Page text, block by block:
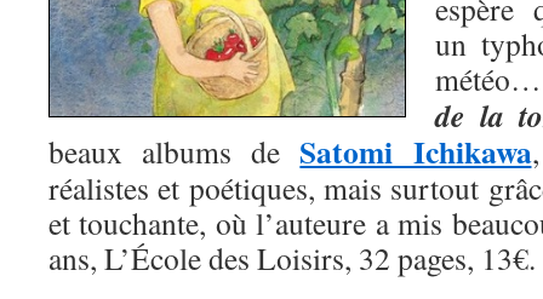
espère
un
de la
beaux albums deSatomi Ichikawa
réalistes et poétiques, mais surtout
et touchante, où l’auteure a mis
ans, L’École des Loisirs, 32 pages, 13€.